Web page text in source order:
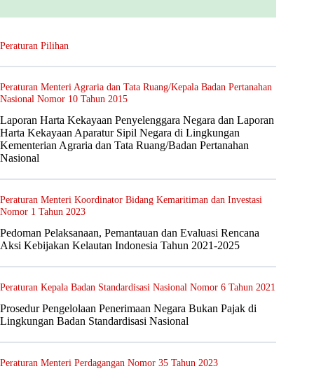
Peraturan Pilihan
Peraturan Menteri Agraria dan Tata Ruang/Kepala Badan Pertanahan
Nasional Nomor 10 Tahun 2015
Laporan Harta Kekayaan Penyelenggara Negara dan Laporan
Harta Kekayaan Aparatur Sipil Negara di Lingkungan
Kementerian Agraria dan Tata Ruang/Badan Pertanahan
Nasional
Peraturan Menteri Koordinator Bidang Kemaritiman dan Investasi
Nomor 1 Tahun 2023
Pedoman Pelaksanaan, Pemantauan dan Evaluasi Rencana
Aksi Kebijakan Kelautan Indonesia Tahun 2021-2025
Peraturan Kepala Badan Standardisasi Nasional Nomor 6 Tahun 2021
Prosedur Pengelolaan Penerimaan Negara Bukan Pajak di
Lingkungan Badan Standardisasi Nasional
Peraturan Menteri Perdagangan Nomor 35 Tahun 2023